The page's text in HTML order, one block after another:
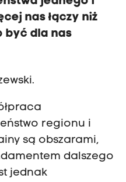
nas łączy niż
być dla nas
regionu i
są obszarami,
dalszego
jednak